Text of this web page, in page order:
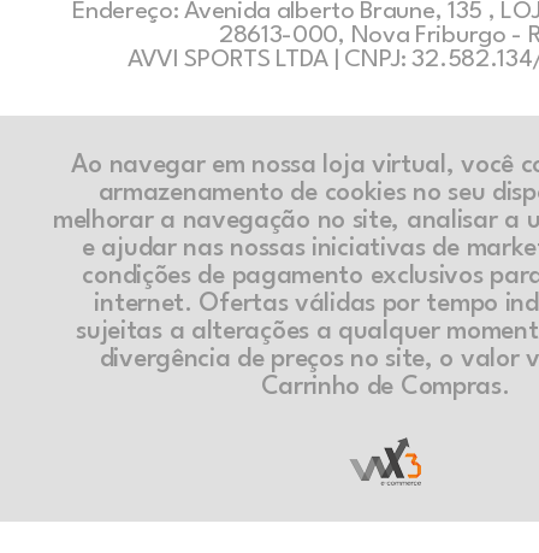
Endereço: Avenida alberto Braune, 135 ,
28613-000, Nova Friburgo -
AVVI SPORTS LTDA | CNPJ:
Ao navegar em nossa loja virtual, você
armazenamento de cookies no seu
melhorar a navegação no site, analisar a
e ajudar nas nossas iniciativas de
condições de pagamento exclusivos
internet. Ofertas válidas por tempo
sujeitas a alterações a qualquer
divergência de preços no site, o valor
Carrinho de Compras.